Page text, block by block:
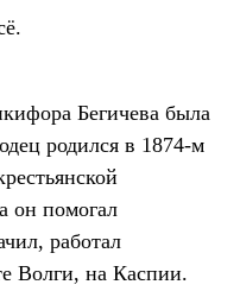
Бегичева была
родился в 1874-м
он помогал
работал
Волги, на Каспии.